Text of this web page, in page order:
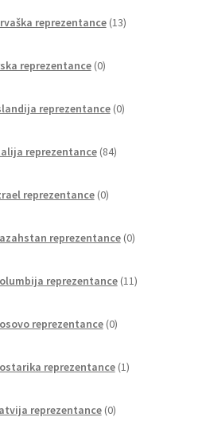
reprezentance 13izdelkov
reprezentance 0izdelkov
reprezentance 0izdelkov
reprezentance 84izdelkov
reprezentance 0izdelkov
reprezentance 0izdelkov
reprezentance 11izdelkov
reprezentance 0izdelkov
reprezentance 1izdelek
reprezentance 0izdelkov